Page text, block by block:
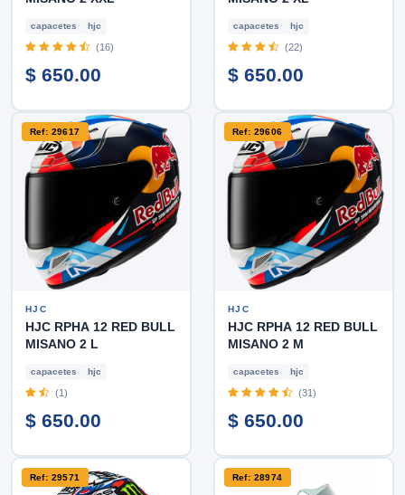
capacetes hjc
(16)
$ 650.00
capacetes hjc
(22)
$ 650.00
Ref: 29617
HJC
HJC RPHA 12 RED BULL
MISANO 2 L
capacetes hjc
(1)
$ 650.00
Ref: 29606
HJC
HJC RPHA 12 RED BULL
MISANO 2 M
capacetes hjc
(31)
$ 650.00
Ref: 29571 Ref: 28974